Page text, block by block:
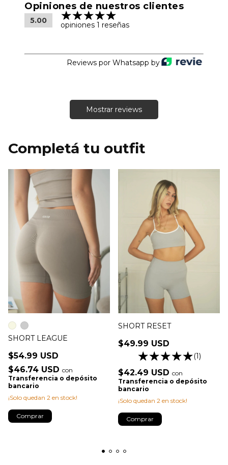
Opiniones de nuestros clientes
5.00 opiniones 1 reseñas
Reviews por Whatsapp by
Mostrar reviews
SHORT LEAGUE
$54.99 USD
$46.74 USD con
Transferencia o depósito
bancario
¡Solo quedan 2 en stock!
Comprar
SHORT RESET
$49.99 USD
(1)
$42.49 USD con
Transferencia o depósito
bancario
¡Solo quedan 2 en stock!
Comprar